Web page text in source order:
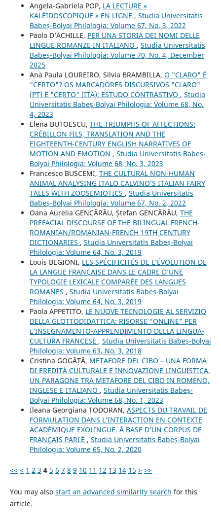
Angela-Gabriela POP, LA LECTURE «
KALÉIDOSCOPIQUE » EN LIGNE , Studia Universitatis
Babeș-Bolyai Philologia: Volume 67, No. 3, 2022
Paolo D’ACHILLE, PER UNA STORIA DEI NOMI DELLE
LINGUE ROMANZE IN ITALIANO , Studia Universitatis
Babeș-Bolyai Philologia: Volume 70, No. 4, December
2025
Ana Paula LOUREIRO, Silvia BRAMBILLA, O "CLARO" É
"CERTO"? OS MARCADORES DISCURSIVOS "CLARO"
(PT) E "CERTO" (ITA): ESTUDO CONTRASTIVO , Studia
Universitatis Babeș-Bolyai Philologia: Volume 68, No.
4, 2023
Elena BUTOESCU, THE TRIUMPHS OF AFFECTIONS:
CRÉBILLON FILS, TRANSLATION AND THE
EIGHTEENTH-CENTURY ENGLISH NARRATIVES OF
MOTION AND EMOTION , Studia Universitatis Babeș-
Bolyai Philologia: Volume 68, No. 3, 2023
Francesco BUSCEMI, THE CULTURAL NON-HUMAN
ANIMAL ANALYSING ITALO CALVINO’S ITALIAN FAIRY
TALES WITH ZOOSEMIOTICS , Studia Universitatis
Babeș-Bolyai Philologia: Volume 67, No. 2, 2022
Oana Aurelia GENCĂRĂU, Ștefan GENCĂRĂU, THE
PREFACIAL DISCOURSE OF THE BILINGUAL FRENCH-
ROMANIAN/ROMANIAN-FRENCH 19TH CENTURY
DICTIONARIES , Studia Universitatis Babeș-Bolyai
Philologia: Volume 64, No. 3, 2019
Louis BEGIONI, LES SPÉCIFICITÉS DE L’ÉVOLUTION DE
LA LANGUE FRANÇAISE DANS LE CADRE D’UNE
TYPOLOGIE LEXICALE COMPARÉE DES LANGUES
ROMANES , Studia Universitatis Babeș-Bolyai
Philologia: Volume 64, No. 3, 2019
Paola APPETITO, LE NUOVE TECNOLOGIE AL SERVIZIO
DELLA GLOTTODIDATTICA: RISORSE “ONLINE” PER
L’INSEGNAMENTO-APPRENDIMENTO DELLA LINGUA-
CULTURA FRANCESE , Studia Universitatis Babeș-Bolyai
Philologia: Volume 63, No. 3, 2018
Cristina GOGÂȚĂ, METAFORE DEL CIBO – UNA FORMA
DI EREDITÀ CULTURALE E INNOVAZIONE LINGUISTICA.
UN PARAGONE TRA METAFORE DEL CIBO IN ROMENO,
INGLESE E ITALIANO , Studia Universitatis Babeș-
Bolyai Philologia: Volume 68, No. 1, 2023
Ileana Georgiana TODORAN, ASPECTS DU TRAVAIL DE
FORMULATION DANS L’INTERACTION EN CONTEXTE
ACADÉMIQUE EXOLINGUE. À BASE D’UN CORPUS DE
FRANÇAIS PARLÉ , Studia Universitatis Babeș-Bolyai
Philologia: Volume 65, No. 2, 2020
<< < 1 2 3 4 5 6 7 8 9 10 11 12 13 14 15 > >>
You may also start an advanced similarity search for this
article.